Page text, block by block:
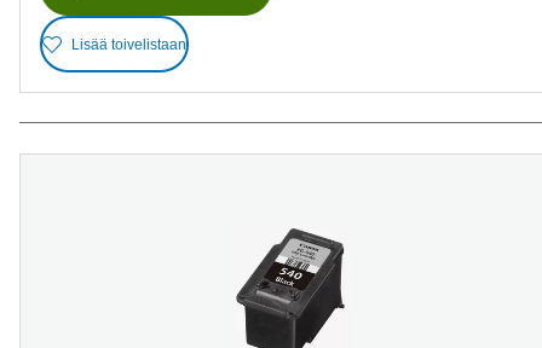
Lisää toivelistaan